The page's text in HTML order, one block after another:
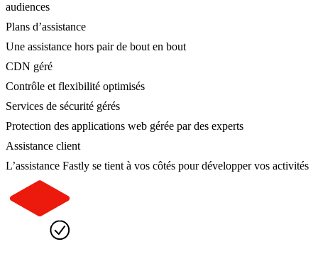
audiences
Plans d’assistance
Une assistance hors pair de bout en bout
CDN géré
Contrôle et flexibilité optimisés
Services de sécurité gérés
Protection des applications web gérée par des experts
Assistance client
L’assistance Fastly se tient à vos côtés pour développer vos activités